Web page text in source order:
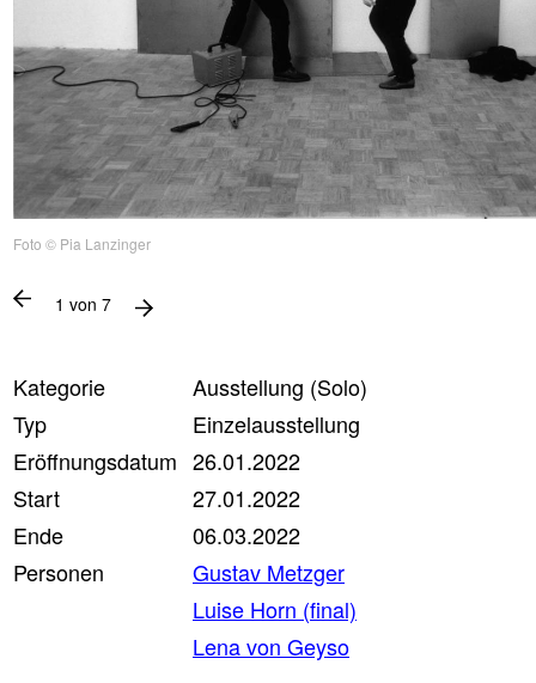
Foto © Pia Lanzinger
1 von 7
Kategorie
Ausstellung (Solo)
Typ
Einzelausstellung
Eröffnungsdatum 26.01.2022
Start
27.01.2022
Ende
06.03.2022
Personen
Gustav Metzger
Luise Horn (final)
Lena von Geyso